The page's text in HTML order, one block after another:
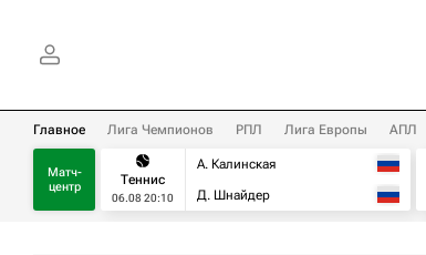
Главное Лига Чемпионов РПЛ Лига Европы АПЛ
Матч-
центр
Теннис
06.08 20:10
А. Калинская
Д. Шнайдер